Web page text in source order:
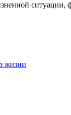
ситуации,
жизни